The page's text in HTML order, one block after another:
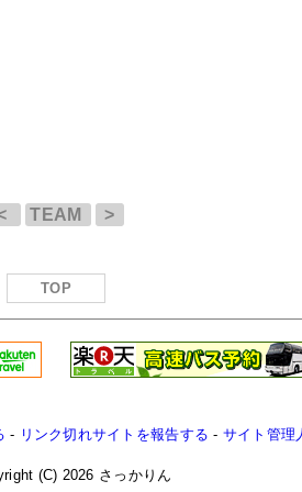
TEAM >
TOP
- リンク切れサイトを報告する - サイト管理
(C) 2026 さっかりん